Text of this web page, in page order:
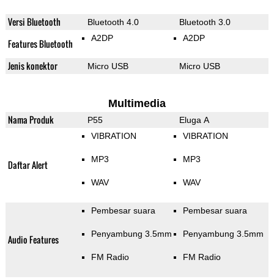
Versi Bluetooth Bluetooth 4.0 Bluetooth 3.0
Features Bluetooth A2DP A2DP
Jenis konektor Micro USB Micro USB
Multimedia
Nama Produk P55 Eluga A
Daftar Alert
VIBRATION
MP3
WAV
VIBRATION
MP3
WAV
Audio Features
Pembesar suara
Penyambung 3.5mm
FM Radio
Pembesar suara
Penyambung 3.5mm
FM Radio